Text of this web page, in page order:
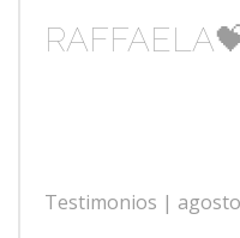
Testimonios |